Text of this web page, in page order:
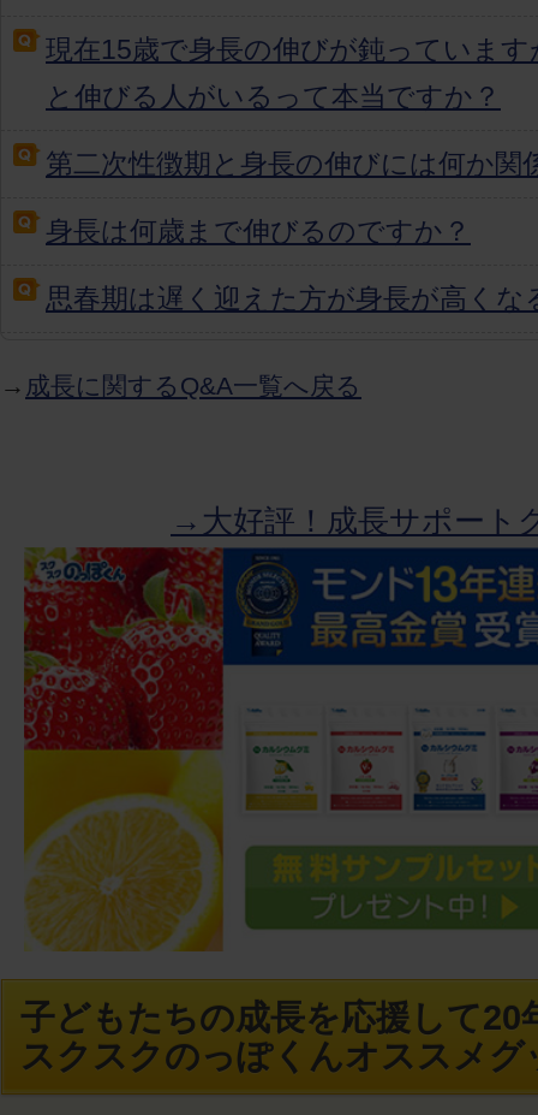
現在15歳で身長の伸びが鈍っていま
と伸びる人がいるって本当ですか？
第二次性徴期と身長の伸びには何か関
身長は何歳まで伸びるのですか？
思春期は遅く迎えた方が身長が高くな
→ 成長に関するQ&A一覧へ戻る
→大好評！成長サポート
子どもたちの成長を応援して20
スクスクのっぽくんオススメグ